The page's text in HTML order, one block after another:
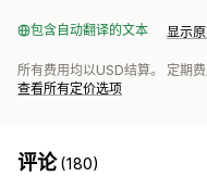
包含自动翻译的文本 显示
所有费用均以USD结算。 定期
查看所有定价选项
评论(180)